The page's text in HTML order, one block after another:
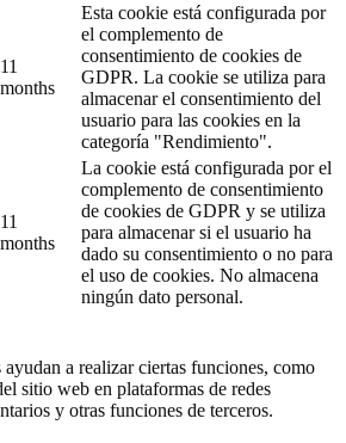
11
months
Esta cookie está configurada por
el complemento de
consentimiento de cookies de
GDPR. La cookie se utiliza para
almacenar el consentimiento del
usuario para las cookies en la
categoría "Rendimiento".
11
months
La cookie está configurada por el
complemento de consentimiento
de cookies de GDPR y se utiliza
para almacenar si el usuario ha
dado su consentimiento o no para
el uso de cookies. No almacena
ningún dato personal.
a realizar ciertas funciones, como
sitio web en plataformas de redes
y otras funciones de terceros.